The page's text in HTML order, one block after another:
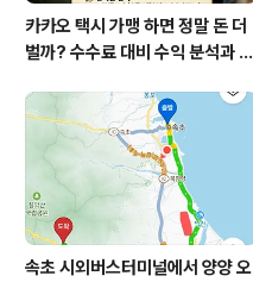
카카오 택시 가맹 하면 정말 돈 더
벌까? 수수료 대비 수익 분석과 비
속초 시외버스터미널에서 양양 오